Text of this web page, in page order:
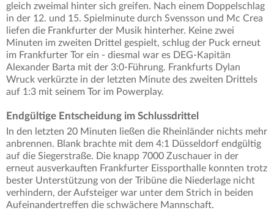
gleich zweimal hinter sich greifen. Nach einem Doppelschlag
in der 12. und 15. Spielminute durch Svensson und Mc Crea
liefen die Frankfurter der Musik hinterher. Keine zwei
Minuten im zweiten Drittel gespielt, schlug der Puck erneut
im Frankfurter Tor ein - diesmal war es DEG-Kapitän
Alexander Barta mit der 3:0-Führung. Frankfurts Dylan
Wruck verkürzte in der letzten Minute des zweiten Drittels
auf 1:3 mit seinem Tor im Powerplay.
Endgültige Entscheidung im Schlussdrittel
In den letzten 20 Minuten ließen die Rheinländer nichts mehr
anbrennen. Blank brachte mit dem 4:1 Düsseldorf endgültig
auf die Siegerstraße. Die knapp 7000 Zuschauer in der
erneut ausverkauften Frankfurter Eissporthalle konnten trotz
bester Unterstützung von der Tribüne die Niederlage nicht
verhindern, der Aufsteiger war unter dem Strich in beiden
Aufeinandertreffen die schwächere Mannschaft.